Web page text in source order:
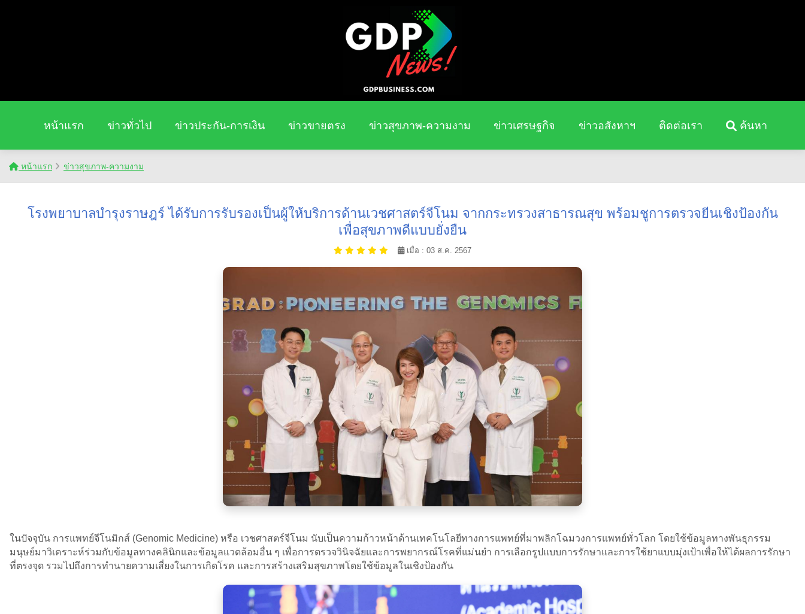
หน้าแรก ข่าวทั่วไป ข่าวประกัน-การเงิน ข่าวขายตรง ข่าวสุขภาพ-ความงาม ข่าวเศรษฐกิจ ข่าวอสังหาฯ ติดต่อเรา ค้นหา
หน้าแรก ข่าวสุขภาพ-ความงาม
โรงพยาบาลบำรุงราษฎร์ ได้รับการรับรองเป็นผู้ให้บริการด้านเวชศาสตร์จีโนม จากกระทรวงสาธารณสุข พร้อมชูการตรวจยีนเชิงป้องกัน
เพื่อสุขภาพดีแบบยั่งยืน
เมื่อ : 03 ส.ค. 2567
ในปัจจุบัน การแพทย์จีโนมิกส์ (Genomic Medicine) หรือ เวชศาสตร์จีโนม นับเป็นความก้าวหน้าด้านเทคโนโลยีทางการแพทย์ที่มาพลิกโฉมวงการแพทย์ทั่วโลก โดยใช้ข้อมูลทางพันธุกรรม
มนุษย์มาวิเคราะห์ร่วมกับข้อมูลทางคลินิกและข้อมูลแวดล้อมอื่น ๆ เพื่อการตรวจวินิจฉัยและการพยากรณ์โรคที่แม่นยำ การเลือกรูปแบบการรักษาและการใช้ยาแบบมุ่งเป้าเพื่อให้ได้ผลการรักษา
ที่ตรงจุด รวมไปถึงการทำนายความเสี่ยงในการเกิดโรค และการสร้างเสริมสุขภาพโดยใช้ข้อมูลในเชิงป้องกัน